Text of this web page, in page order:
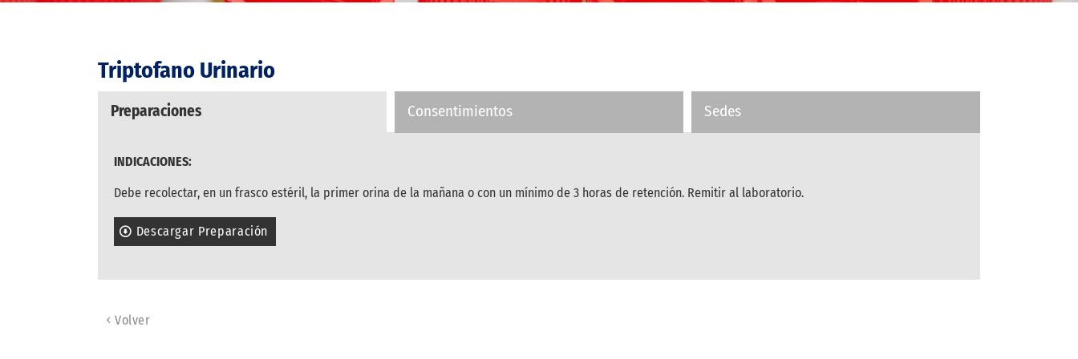
Triptofano Urinario
Preparaciones Consentimientos Sedes
INDICACIONES:
Debe recolectar, en un frasco estéril, la primer orina de la mañana o con un mínimo de 3 horas de retención. Remitir al laboratorio.
Descargar Preparación
Volver